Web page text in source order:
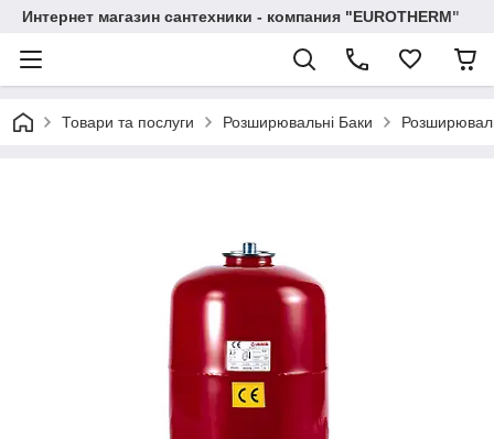
Интернет магазин сантехники - компания "EUROTHERM"
Товари та послуги Розширювальні Баки